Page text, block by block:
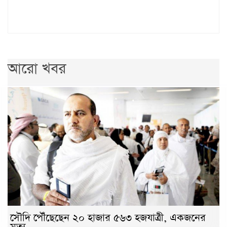
আরো খবর
সৌদি পৌঁছেছেন ২০ হাজার ৫৬৩ হজযাত্রী, একজনের